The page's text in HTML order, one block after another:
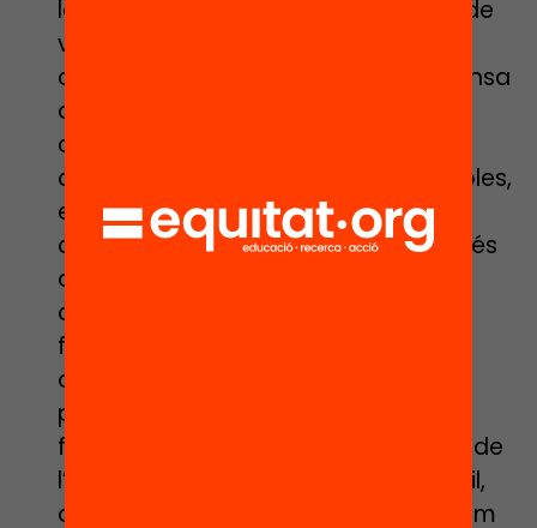
les formes d’ensenyar, d’aprendre i de
viure la lectura per part de tota la
comunitat educativa. El centre defensa
que “s’ha de formar als futurs
ciutadans i ciutadanes perquè es
converteixin en aprenents més flexibles,
eficaços i autònoms, dotant-los de
capacitat d’aprenentatge, i no només
de coneixements i sabers”, i la
comprensió lectora és una eina
fonamental per aconseguir aquest
objectiu. El projecte compta amb la
participació de l’equip de mestres,
famílies, monitors/es i professionals de
l’àmbit de la literatura infantil i juvenil,
que fan un assessorament sobre com